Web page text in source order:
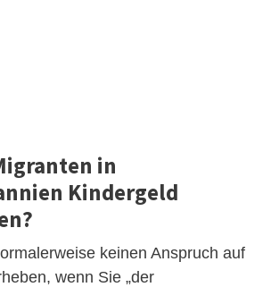
in
Kindergeld
keinen Anspruch auf
wenn Sie „der